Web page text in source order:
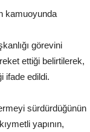
kamuoyunda
görevini
ettiği belirtilerek,
ifade edildi.
sürdürdüğünün
yapının,